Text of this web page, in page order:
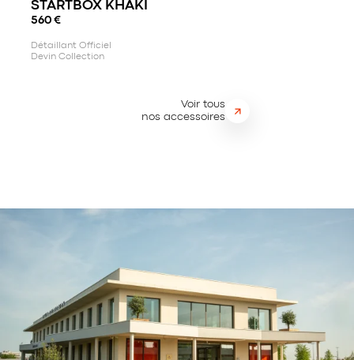
STARTBOX KHAKI
560 €
Détaillant Officiel
Devin Collection
Voir tous
nos accessoires